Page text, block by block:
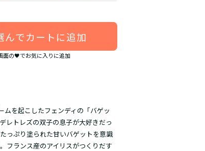
んでカートに追加
の🖤でお気に入りに追加
ムを起こしたフェンディの「バゲッ
レトレズの双子の息子が大好きだっ
っぷり塗られた甘いバゲットを意識
フランス産のアイリスがつくりだす